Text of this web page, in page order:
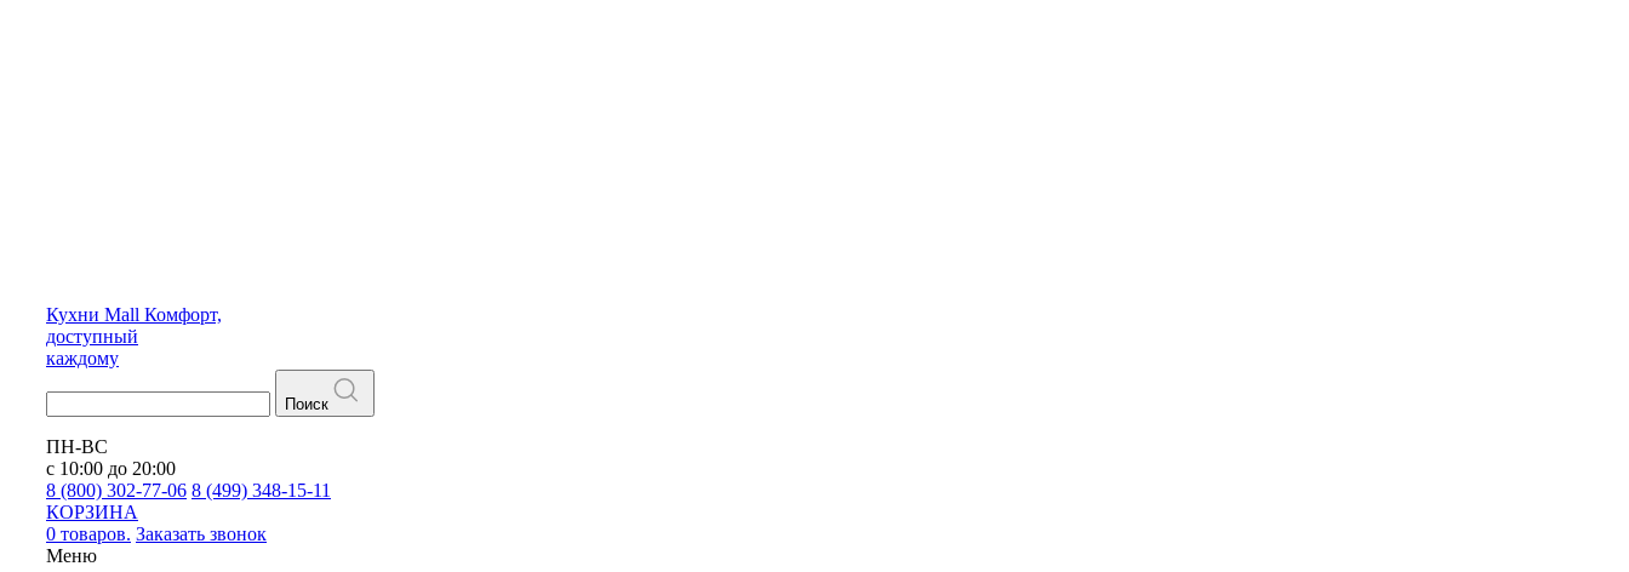
Кухни Mall Комфорт,
доступный
каждому
Поиск
ПН-ВС
с 10:00 до 20:00
8 (800) 302-77-06 8 (499) 348-15-11
КОРЗИНА
0 товаров. Заказать звонок
Меню